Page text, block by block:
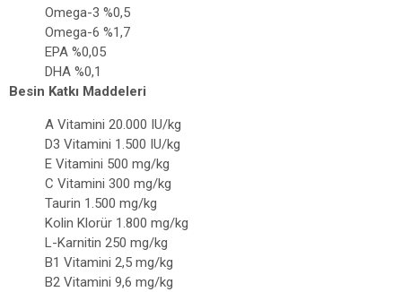
Omega-3 %0,5
Omega-6 %1,7
EPA %0,05
DHA %0,1
Besin Katkı Maddeleri
A Vitamini 20.000 IU/kg
D3 Vitamini 1.500 IU/kg
E Vitamini 500 mg/kg
C Vitamini 300 mg/kg
Taurin 1.500 mg/kg
Kolin Klorür 1.800 mg/kg
L-Karnitin 250 mg/kg
B1 Vitamini 2,5 mg/kg
B2 Vitamini 9,6 mg/kg